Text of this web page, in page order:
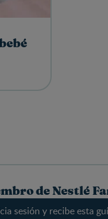
de Nestlé
sesión y recibe esta